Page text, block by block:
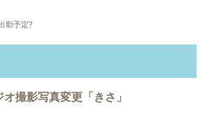
勤予定?
オ撮影写真変更「きさ」